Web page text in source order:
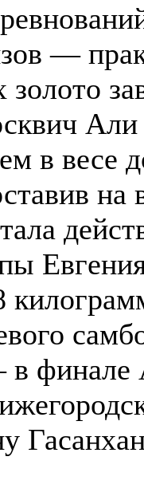
—
золото
Али
в весе
на
финале